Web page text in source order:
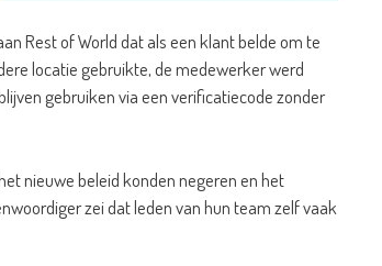
Rest of World dat als een klant belde om te
locatie gebruikte, de medewerker werd
gebruiken via een verificatiecode zonder
nieuwe beleid konden negeren en het
zei dat leden van hun team zelf vaak